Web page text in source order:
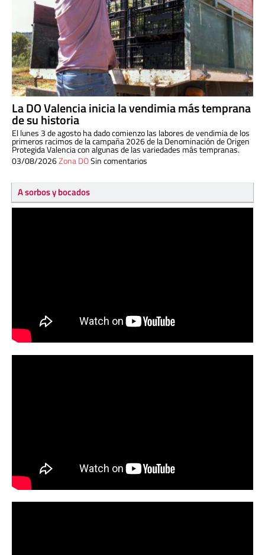
La DO Valencia inicia la vendimia más temprana
de su historia
El lunes 3 de agosto ha dado comienzo las labores de vendimia de los
primeros racimos de la campaña 2026 de la Denominación de Origen
Protegida Valencia con algunas de las variedades más tempranas.
03/08/2026Zona DOSin comentarios
A sorbos y bocados